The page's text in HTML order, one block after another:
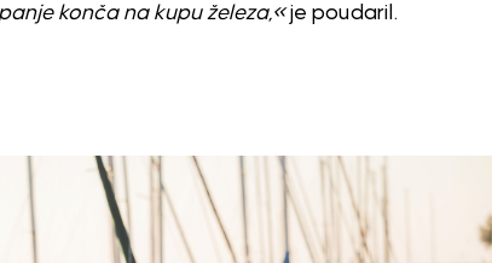
konča na kupu železa,«je poudaril.